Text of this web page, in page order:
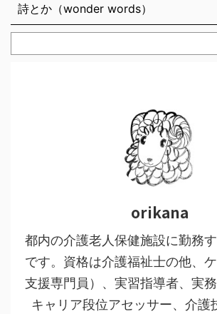
詩とか（wonder words）
orikana
都内の介護老人保健施設に勤務
です。資格は介護福祉士の他、
支援専門員）、実習指導者、実務
キャリア段位アセッサー、介護